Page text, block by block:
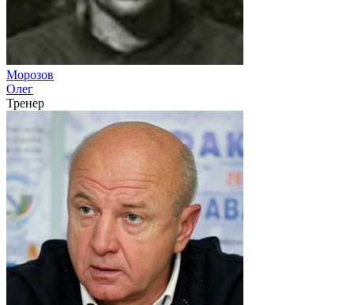
Морозов
Олег
Тренер